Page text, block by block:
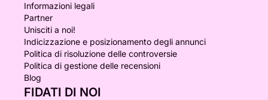
Informazioni legali
Partner
Unisciti a noi!
Indicizzazione e posizionamento degli annunci
Politica di risoluzione delle controversie
Politica di gestione delle recensioni
Blog
FIDATI DI NOI